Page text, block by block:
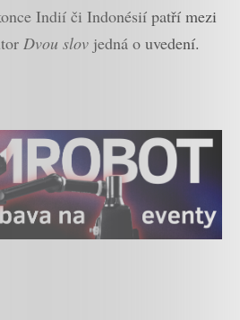
Indií či Indonésií patří mezi
Dvou slov jedná o uvedení.